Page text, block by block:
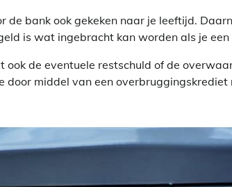
de bank ook gekeken naar je leeftijd.
is wat ingebracht kan worden als je
ook de eventuele restschuld of de
door middel van een overbruggingskrediet